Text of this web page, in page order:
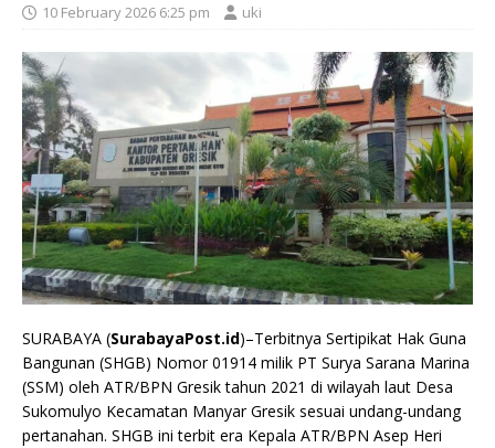
10 February 2026 6:25 pm uki
SURABAYA (SurabayaPost.id)–Terbitnya Sertipikat Hak Guna
Bangunan (SHGB) Nomor 01914 milik PT Surya Sarana Marina
(SSM) oleh ATR/BPN Gresik tahun 2021 di wilayah laut Desa
Sukomulyo Kecamatan Manyar Gresik sesuai undang-undang
pertanahan. SHGB ini terbit era Kepala ATR/BPN Asep Heri